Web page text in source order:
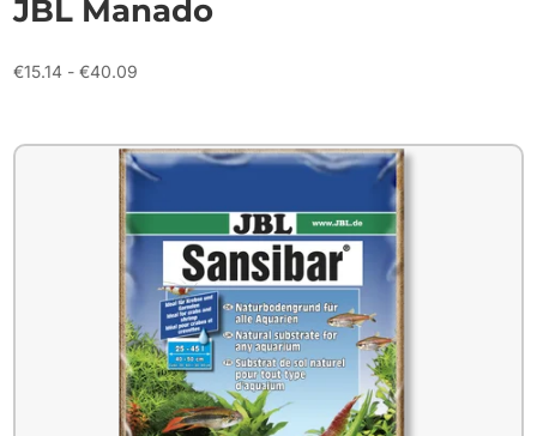
JBL Manado
€15.14 - €40.09
€40.09